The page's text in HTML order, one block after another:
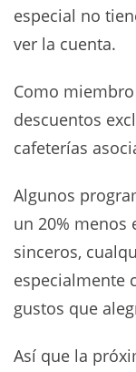
especial no
ver la cuenta.
Como
descuentos
cafeterías
Algunos
un 20% menos
sinceros,
especialmente
gustos que
Así que la